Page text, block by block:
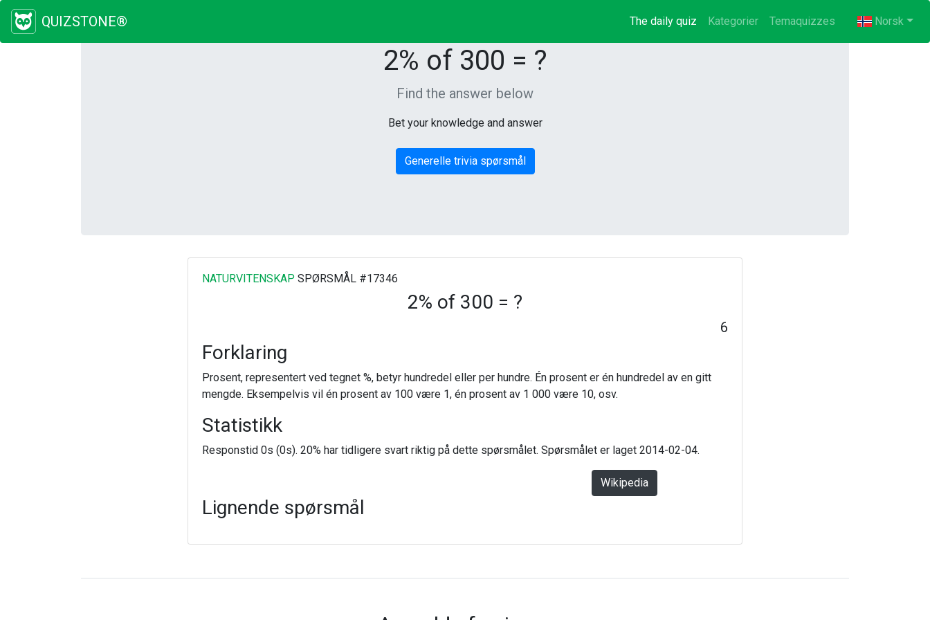
QUIZSTONE® The daily quiz (current)
Kategorier Temaquizzes Norsk
2% of 300 = ?
Find the answer below
Bet your knowledge and answer
Generelle trivia spørsmål
NATURVITENSKAP SPØRSMÅL #17346
2% of 300 = ?
6
Forklaring
Prosent, representert ved tegnet %, betyr hundredel eller per hundre. Én prosent er én hundredel av en gitt
mengde. Eksempelvis vil én prosent av 100 være 1, én prosent av 1 000 være 10, osv.
Statistikk
Responstid 0s (0s). 20% har tidligere svart riktig på dette spørsmålet. Spørsmålet er laget 2014-02-04.
Wikipedia
Lignende spørsmål